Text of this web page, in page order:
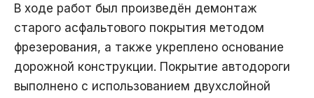
В ходе работ был произведён демонтаж
старого асфальтового покрытия методом
фрезерования, а также укреплено основание
дорожной конструкции. Покрытие автодороги
выполнено с использованием двухслойной